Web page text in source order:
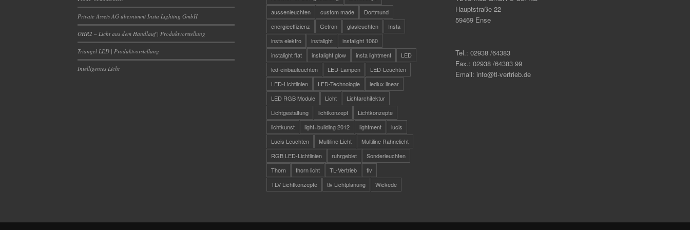
Private Assets AG übernimmt Insta Lighting GmbH
OHR2 – Licht aus dem Handlauf | Produktvorstellung
Triangel LED | Produktvorstellung
Intelligentes Licht
aussenleuchten
custom made
Dortmund
energieeffizienz
Getron glasleuchten
Insta
insta elektro
instalight
instalight 1060
instalight flat
instalight glow insta lightment
LED
led-einbauleuchten
LED-Lampen
LED-Leuchten
LED-Lichtlinien
LED-Technologie
ledlux linear
LED RGB Module
Licht
Lichtarchitektur
Lichtgestaltung
lichtkonzept
Lichtkonzepte
lichtkunst
light+building 2012 lightment
lucis
Lucis Leuchten
Multiline Licht
Multiline Rahnelicht
RGB LED-Lichtlinien
ruhrgebiet
Sonderleuchten
Thorn
thorn licht TL-Vertrieb
tlv
TLV Lichtkonzepte
tlv Lichtplanung Wickede
Hauptstraße 22
59469 Ense
Tel.: 02938 /64383
Fax.: 02938 /64383 99
Email: info@tl-vertrieb.de